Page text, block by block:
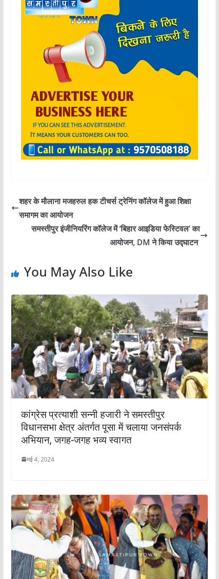
शहर के मौलाना मजहरुल हक टीचर्स ट्रेनिंग कॉलेज में हुआ शिक्षा
समागम का आयोजन
समस्तीपुर इंजीनियरिंग कॉलेज में ‘बिहार आइडिया फेस्टिवल’ का
आयोजन, DM ने किया उद्घाटन
You May Also Like
कांग्रेस प्रत्याशी सन्नी हजारी ने समस्तीपुर
विधानसभा क्षेत्र अंतर्गत पूसा में चलाया जनसंपर्क
अभियान, जगह-जगह भव्य स्वागत
मई 4, 2024